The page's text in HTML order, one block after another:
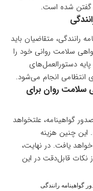
گفتن شده است.
رانندگی، متقاضیان باید
سلامت روانی خود را
دستورالعمل‌های
انتظامی انجام می‌شود.
سلامت روان برای
گواهینامه، علتخواهد
این چنین هزینه
یافت. در نهایت،
قابل‌دقت در این
رانندگی